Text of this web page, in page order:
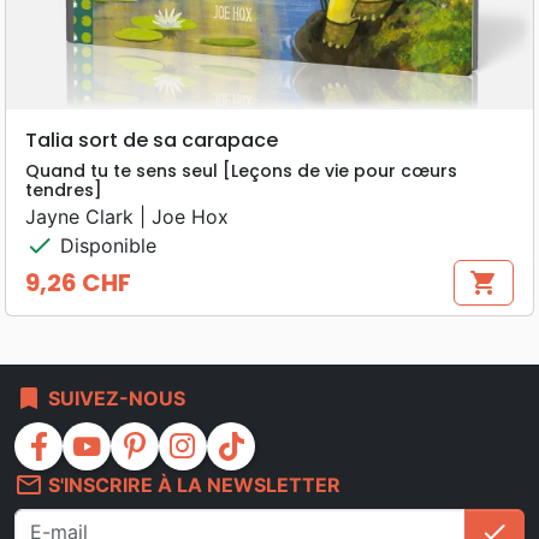
Talia sort de sa carapace
Quand tu te sens seul [Leçons de vie pour cœurs
tendres]
Jayne Clark | Joe Hox
check Disponible
Prix
9,26 CHF shopping_cart
bookmark SUIVEZ-NOUS
facebook youtube pinterest instagram
tiktok
mail_outline S'INSCRIRE À LA NEWSLETTER
check